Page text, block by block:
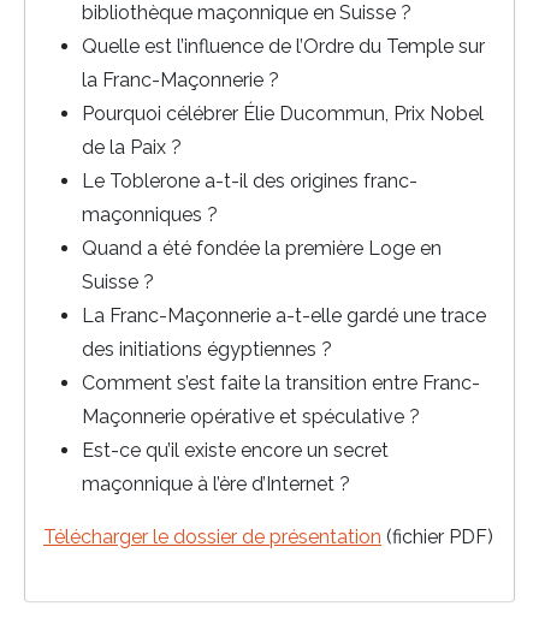
bibliothèque maçonnique en Suisse ?
Quelle est l’influence de l’Ordre du Temple sur
la Franc-Maçonnerie ?
Pourquoi célébrer Élie Ducommun, Prix Nobel
de la Paix ?
Le Toblerone a-t-il des origines franc-
maçonniques ?
Quand a été fondée la première Loge en
Suisse ?
La Franc-Maçonnerie a-t-elle gardé une trace
des initiations égyptiennes ?
Comment s’est faite la transition entre Franc-
Maçonnerie opérative et spéculative ?
Est-ce qu’il existe encore un secret
maçonnique à l’ère d’Internet ?
Télécharger le dossier de présentation (fichier PDF)